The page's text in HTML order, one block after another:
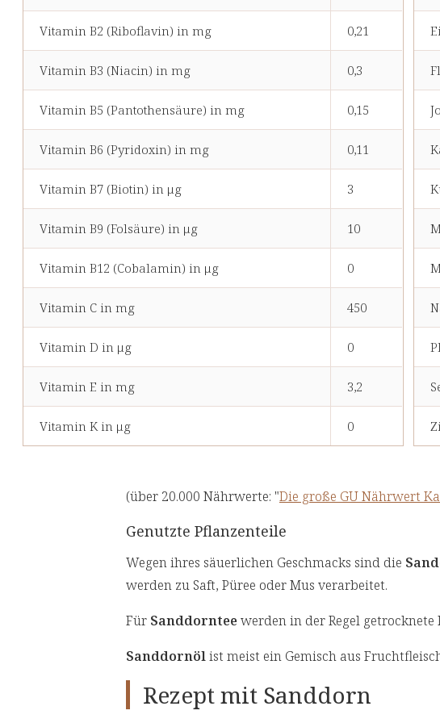
Vitamin B2 (Riboflavin) in mg 0,21
Vitamin B3 (Niacin) in mg 0,3
Vitamin B5 (Pantothensäure) in mg 0,15
Vitamin B6 (Pyridoxin) in mg 0,11
Vitamin B7 (Biotin) in μg 3
Vitamin B9 (Folsäure) in μg 10
Vitamin B12 (Cobalamin) in μg 0
Vitamin C in mg 450
Vitamin D in μg 0
Vitamin E in mg 3,2
Vitamin K in μg 0
(über 20.000 Nährwerte: "Die große GU Nährwert
Genutzte Pflanzenteile
Wegen ihres säuerlichen Geschmacks sind die
werden zu Saft, Püree oder Mus verarbeitet.
Für Sanddornteewerden in der Regel getrocknete
Sanddornölist meist ein Gemisch aus
Rezept mit Sanddorn